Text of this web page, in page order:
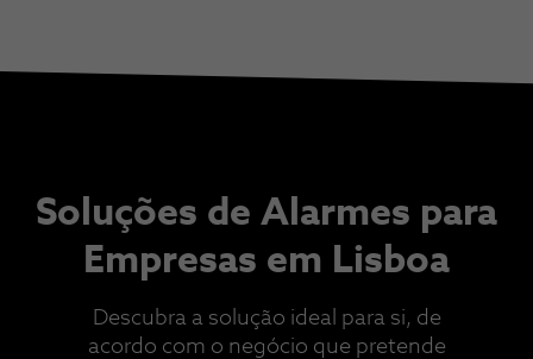
Soluções de Alarmes para
Empresas em Lisboa
Descubra a solução ideal para si, de
acordo com o negócio que pretende